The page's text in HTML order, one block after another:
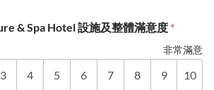
& Spa Hotel 設施及整體滿意度 *
非常滿意
3 4 5 6 7 8 9 10